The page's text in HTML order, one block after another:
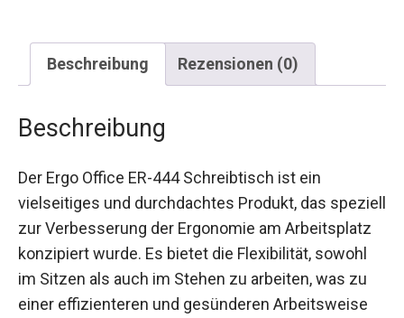
Beschreibung Rezensionen (0)
Beschreibung
Der Ergo Office ER-444 Schreibtisch ist ein
vielseitiges und durchdachtes Produkt, das speziell
zur Verbesserung der Ergonomie am Arbeitsplatz
konzipiert wurde. Es bietet die Flexibilität, sowohl
im Sitzen als auch im Stehen zu arbeiten, was zu
einer effizienteren und gesünderen Arbeitsweise